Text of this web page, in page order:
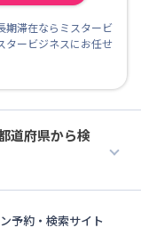
期滞在ならミスタービ
ービジネスにお任せ
道府県から検
予約・検索サイト